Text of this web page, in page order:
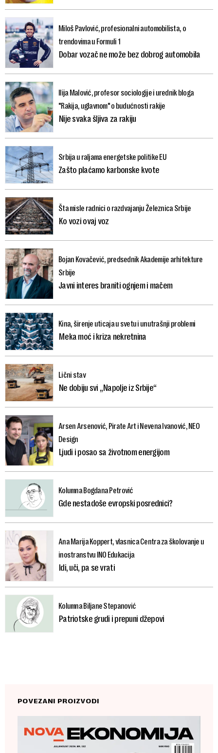
Miloš Pavlović, profesionalni automobilista, o
trendovima u Formuli 1
Dobar vozač ne može bez dobrog automobila
Ilija Malović, profesor sociologije i urednik bloga
"Rakija, uglavnom" o budućnosti rakije
Nije svaka šljiva za rakiju
Srbija u ralјama energetske politike EU
Zašto plaćamo karbonske kvote
Šta misle radnici o razdvajanju Železnica Srbije
Ko vozi ovaj voz
Bojan Kovačević, predsednik Akademije arhitekture
Srbije
Javni interes braniti ognjem i mačem
Kina, širenje uticaja u svetu i unutrašnji problemi
Meka moć i kriza nekretnina
Lični stav
Ne dobiju svi „Napolje iz Srbije“
Arsen Arsenović, Pirate Art i Nevena Ivanović, NEO
Design
Ljudi i posao sa životnom energijom
Kolumna Bogdana Petrović
Gde nestadoše evropski posrednici?
Ana Marija Koppert, vlasnica Centra za školovanje u
inostranstvu INO Edukacija
Idi, uči, pa se vrati
Kolumna Biljane Stepanović
Patriotske grudi i prepuni džepovi
POVEZANI PROIZVODI